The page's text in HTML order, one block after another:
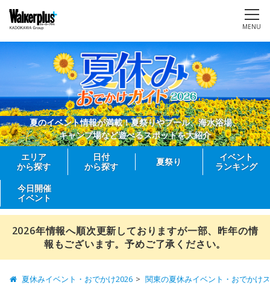
MENU
夏のイベント情報が満載！夏祭りやプール、海水浴場、
キャンプ場など遊べるスポットを大紹介
エリア
から探す
日付
から探す
夏祭り
イベント
ランキング
今日開催
イベント
2026年情報へ順次更新しておりますが一部、昨年の情
報もございます。予めご了承ください。
夏休みイベント・おでかけ2026 関東の夏休みイベント・おでかけ